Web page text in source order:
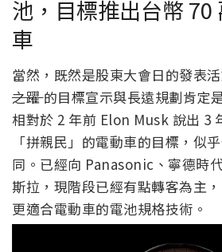
池，目標推出台幣 70
車
當然，既然是股東大會日的發表
之躍的目標宣示與長遠規劃肯定
相對於 2 年前 Elon Musk 說出 3
「拼親民」的電動車的目標，似
同。已經向 Panasonic、寧德時
斯拉，現階段已經有點轉客為主
更適合電動車的電池規格技術。